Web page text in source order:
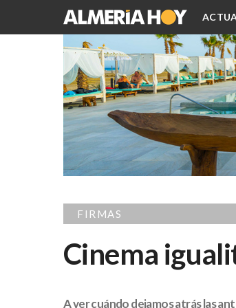
FIRMAS
Cinema
A ver cuándo dejamos atrás las